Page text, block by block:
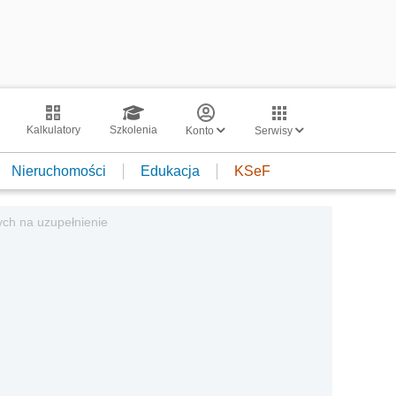
Kalkulatory Szkolenia Konto Serwisy
Nieruchomości Edukacja KSeF
na uzupełnienie